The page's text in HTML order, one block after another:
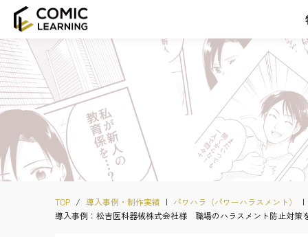
TOP / 導入事例・制作実績 | パワハラ（パワーハラスメント）
|
導入事例：松吉医科器械株式会社様 職場のハラスメント防止対